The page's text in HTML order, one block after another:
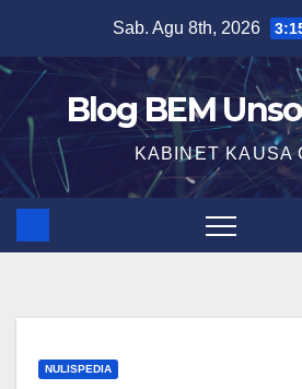
Sab. Agu 8th, 2026
Blog BEM
KABINET KAUSA
NULISPEDIA